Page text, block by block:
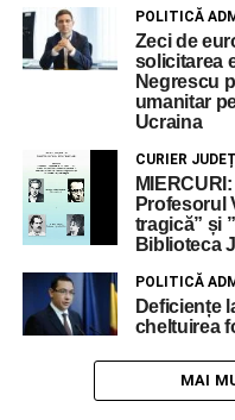
POLITICĂ
Zeci de
solicitarea
Negrescu
umanitar
Ucraina
CURIER
Profesorul
tragică” și
Biblioteca
POLITICĂ
Deficiențe
cheltuirea
MAI